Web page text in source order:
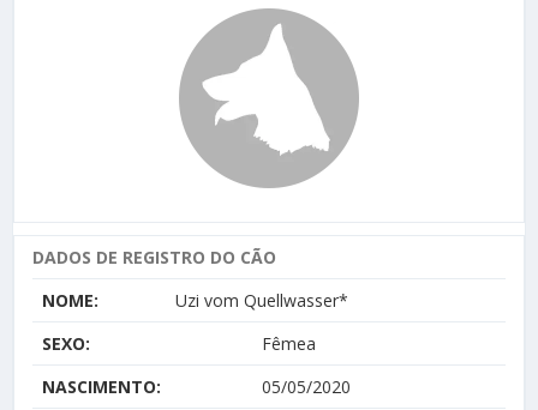
DADOS DE REGISTRO DO CÃO
NOME:
Uzi vom Quellwasser*
SEXO:
Fêmea
NASCIMENTO:
05/05/2020